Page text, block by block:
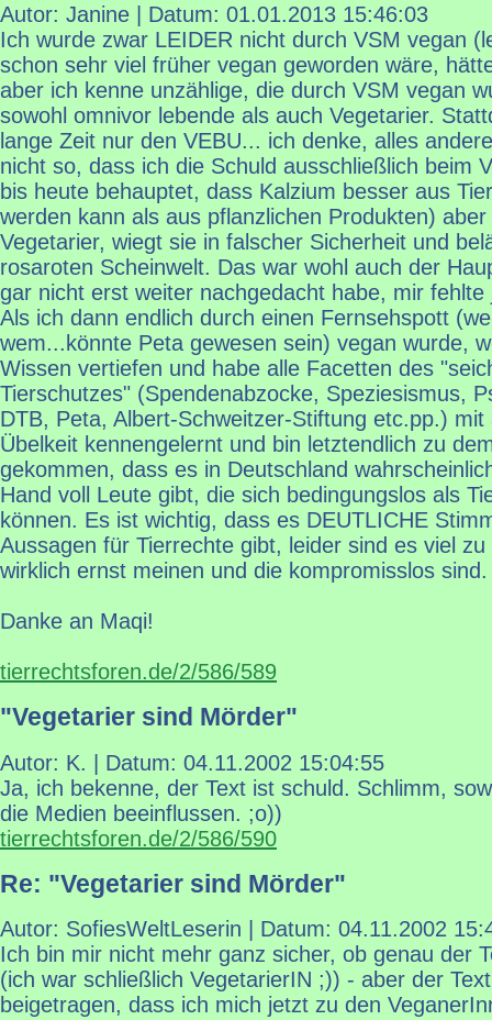
Autor: Janine | Datum: 01.01.2013 15:46:03
Ich wurde zwar LEIDER nicht durch VSM vegan
schon sehr viel früher vegan geworden wäre,
aber ich kenne unzählige, die durch VSM vegan
sowohl omnivor lebende als auch Vegetarier.
lange Zeit nur den VEBU... ich denke, alles
nicht so, dass ich die Schuld ausschließlich beim
bis heute behauptet, dass Kalzium besser aus
werden kann als aus pflanzlichen Produkten)
Vegetarier, wiegt sie in falscher Sicherheit und
rosaroten Scheinwelt. Das war wohl auch der
gar nicht erst weiter nachgedacht habe, mir
Als ich dann endlich durch einen Fernsehspott
wem...könnte Peta gewesen sein) vegan wurde,
Wissen vertiefen und habe alle Facetten des
Tierschutzes" (Spendenabzocke, Speziesismus,
DTB, Peta, Albert-Schweitzer-Stiftung etc.pp.) mit
Übelkeit kennengelernt und bin letztendlich zu
gekommen, dass es in Deutschland
Hand voll Leute gibt, die sich bedingungslos als
können. Es ist wichtig, dass es DEUTLICHE
Aussagen für Tierrechte gibt, leider sind es viel
wirklich ernst meinen und die kompromisslos sind.
Danke an Maqi!
tierrechtsforen.de/2/586/589
"Vegetarier sind Mörder"
Autor: K. | Datum: 04.11.2002 15:04:55
Ja, ich bekenne, der Text ist schuld. Schlimm,
die Medien beeinflussen. ;o))
tierrechtsforen.de/2/586/590
Re: "Vegetarier sind Mörder"
Autor: SofiesWeltLeserin | Datum: 04.11.2002
Ich bin mir nicht mehr ganz sicher, ob genau der
(ich war schließlich VegetarierIN ;)) - aber der
beigetragen, dass ich mich jetzt zu den